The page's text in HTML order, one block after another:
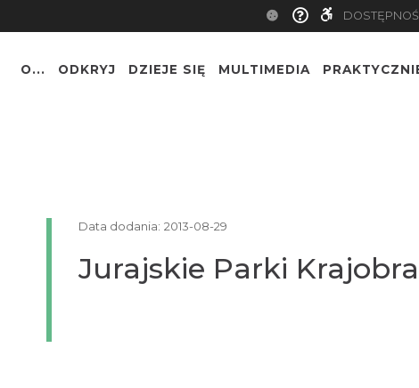
O... ODKRYJ DZIEJE SIĘ MULTIMEDIA
Data dodania: 2013-08-29
Jurajskie Parki